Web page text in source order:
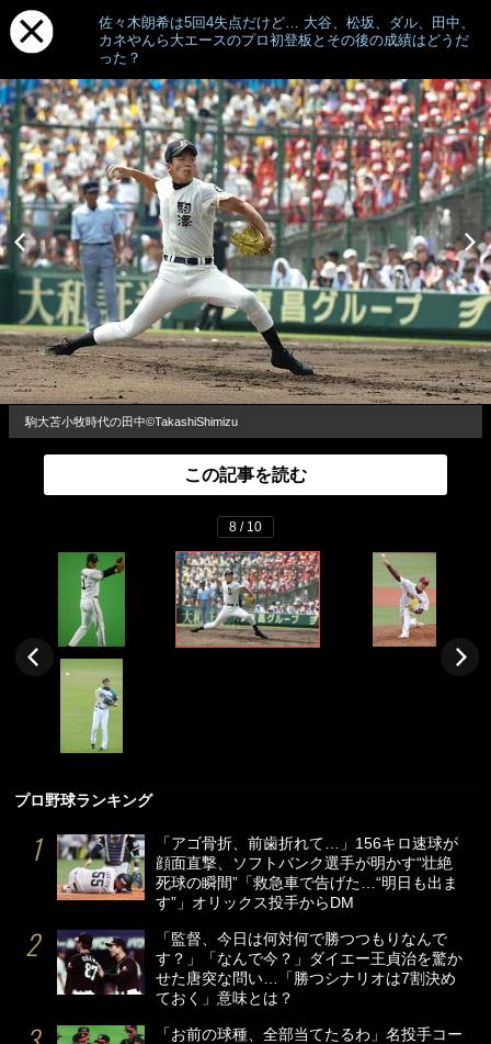
佐々木朗希は5回4失点だけど… 大谷、松坂、ダル、田中、
カネやんら大エースのプロ初登板とその後の成績はどうだ
った？
駒大苫小牧時代の田中©TakashiShimizu
この記事を読む
8 / 10
プロ野球ランキング
「アゴ骨折、前歯折れて…」156キロ速球が
顔面直撃、ソフトバンク選手が明かす“壮絶
死球の瞬間”「救急車で告げた…“明日も出ま
す”」オリックス投手からDM
「監督、今日は何対何で勝つつもりなんで
す？」「なんで今？」ダイエー王貞治を驚か
せた唐突な問い…「勝つシナリオは7割決め
ておく」意味とは？
「お前の球種、全部当てたるわ」名投手コー